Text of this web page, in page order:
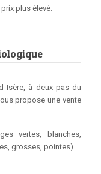
plus élevé.
Isère, à deux pas du
propose une vente
vertes, blanches,
grosses, pointes)